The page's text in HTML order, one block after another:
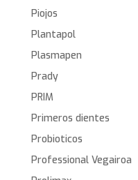
Piojos
Plantapol
Plasmapen
Prady
PRIM
Primeros dientes
Probioticos
Professional Vegairoa